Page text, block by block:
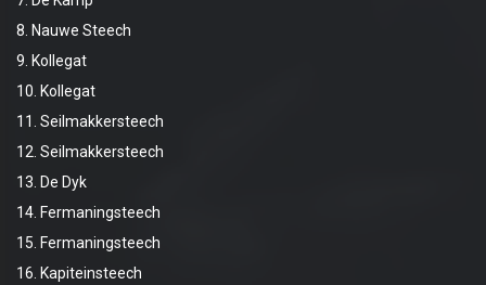
8. Nauwe Steech
9. Kollegat
10. Kollegat
11. Seilmakkersteech
12. Seilmakkersteech
13. De Dyk
14. Fermaningsteech
15. Fermaningsteech
16. Kapiteinsteech